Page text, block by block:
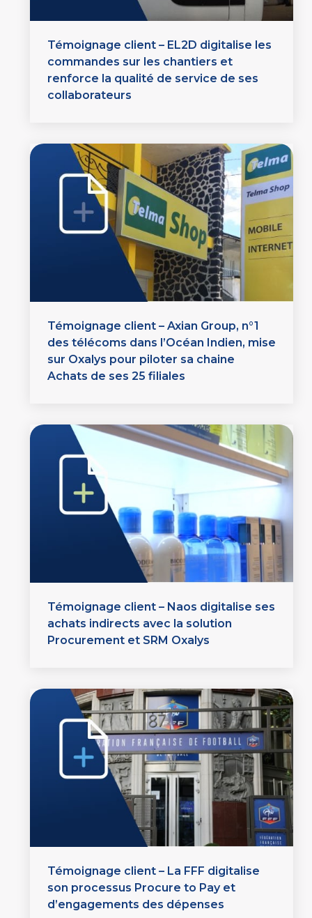
Témoignage client – EL2D digitalise les
commandes sur les chantiers et
renforce la qualité de service de ses
collaborateurs
Témoignage client – Axian Group, n°1
des télécoms dans l’Océan Indien, mise
sur Oxalys pour piloter sa chaine
Achats de ses 25 filiales
Témoignage client – Naos digitalise ses
achats indirects avec la solution
Procurement et SRM Oxalys
Témoignage client – La FFF digitalise
son processus Procure to Pay et
d’engagements des dépenses